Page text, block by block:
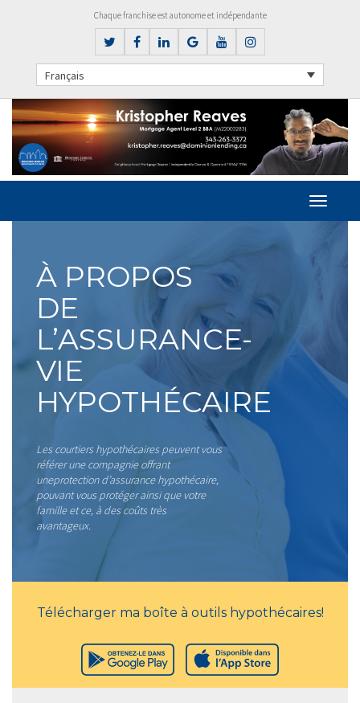
Chaque franchise est autonome et indépendante
Français
À PROPOS
DE
L’ASSURANCE-
VIE
HYPOTHÉCAIRE
Les courtiers hypothécaires peuvent vous
référer une compagnie offrant
uneprotection d’assurance hypothécaire,
pouvant vous protéger ainsi que votre
famille et ce, à des coûts très
avantageux.
Télécharger ma boîte à outils hypothécaires!